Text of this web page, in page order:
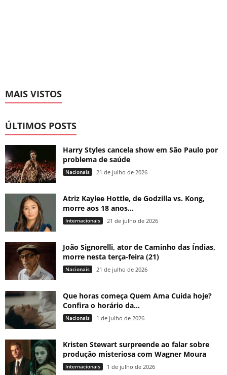
MAIS VISTOS
ÚLTIMOS POSTS
Harry Styles cancela show em São Paulo por
problema de saúde
Nacionais 21 de julho de 2026
Atriz Kaylee Hottle, de Godzilla vs. Kong,
morre aos 18 anos...
Internacionais 21 de julho de 2026
João Signorelli, ator de Caminho das Índias,
morre nesta terça-feira (21)
Nacionais 21 de julho de 2026
Que horas começa Quem Ama Cuida hoje?
Confira o horário da...
Nacionais 1 de julho de 2026
Kristen Stewart surpreende ao falar sobre
produção misteriosa com Wagner Moura
Internacionais 1 de julho de 2026